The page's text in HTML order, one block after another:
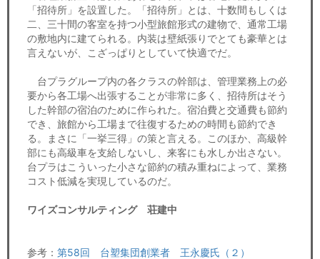
「招待所」を設置した。「招待所」とは、十数間もしくは
二、三十間の客室を持つ小型旅館形式の建物で、通常工場
の敷地内に建てられる。内装は壁紙張りでとても豪華とは
言えないが、こざっぱりとしていて快適でだ。
台プラグループ内の各クラスの幹部は、管理業務上の必
要から各工場へ出張することが非常に多く、招待所はそう
した幹部の宿泊のために作られた。宿泊費と交通費も節約
でき、旅館から工場まで往復するための時間も節約でき
る。まさに「一挙三得」の策と言える。このほか、高級幹
部にも高級車を支給しないし、来客にも水しか出さない。
台プラはこういった小さな節約の積み重ねによって、業務
コスト低減を実現しているのだ。
ワイズコンサルティング 荘建中
参考： 第58回 台塑集団創業者 王永慶氏（２）